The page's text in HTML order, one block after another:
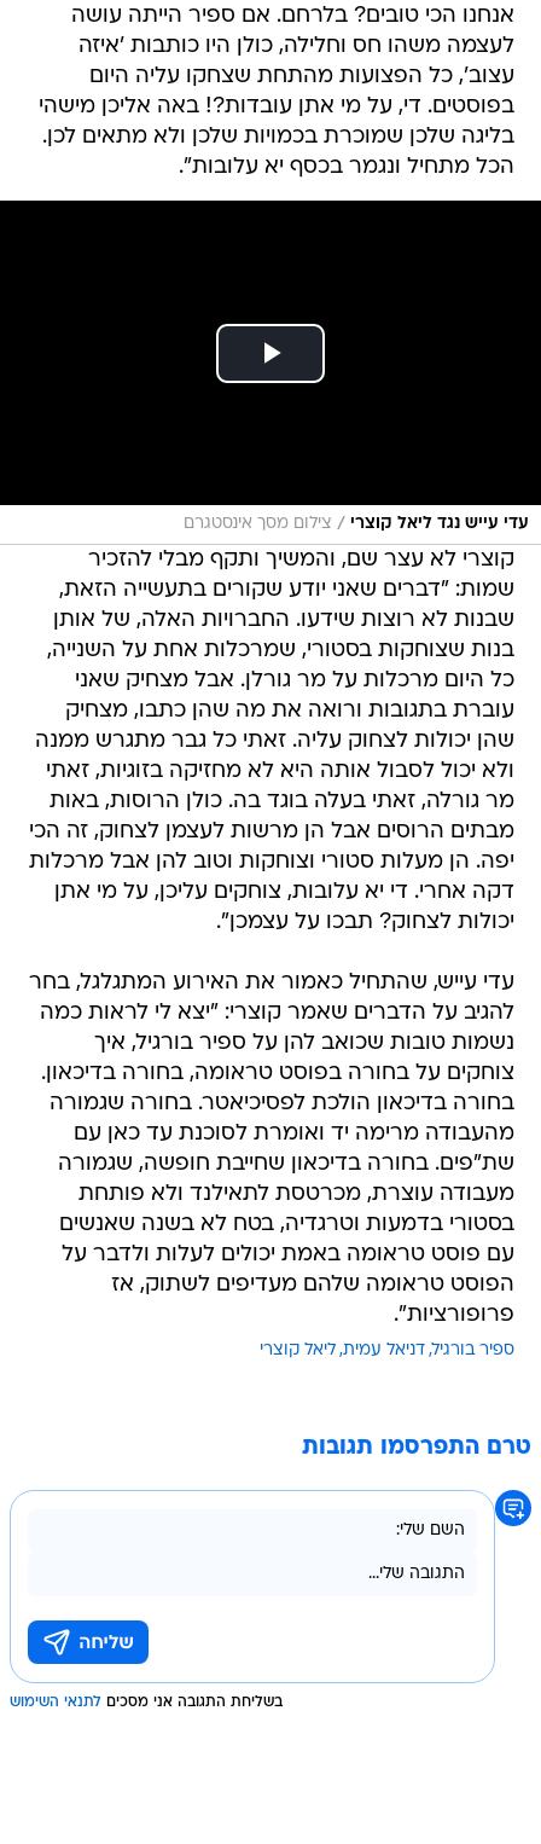
עצוב', כל הפצועות מהתחת שצחקו עליה היום
בפוסטים. די, על מי אתן עובדות?! באה אליכן מישהי
בליגה שלכן שמוכרת בכמויות שלכן ולא מתאים לכן.
הכל מתחיל ונגמר בכסף יא עלובות".
שמות: "דברים שאני יודע שקורים בתעשייה הזאת,
שבנות לא רוצות שידעו. החברויות האלה, של אותן
בנות שצוחקות בסטורי, שמרכלות אחת על השנייה,
כל היום מרכלות על מר גורלן. אבל מצחיק שאני
עוברת בתגובות ורואה את מה שהן כתבו, מצחיק
שהן יכולות לצחוק עליה. זאתי כל גבר מתגרש ממנה
ולא יכול לסבול אותה היא לא מחזיקה בזוגיות, זאתי
מר גורלה, זאתי בעלה בוגד בה. כולן הרוסות, באות
מבתים הרוסים אבל הן מרשות לעצמן לצחוק, זה הכי
יפה. הן מעלות סטורי וצוחקות וטוב להן אבל מרכלות
דקה אחרי. די יא עלובות, צוחקים עליכן, על מי אתן
יכולות לצחוק? תבכו על עצמכן".
עדי עייש, שהתחיל כאמור את האירוע המתגלגל, בחר
נשמות טובות שכואב להן על ספיר בורגיל, איך
צוחקים על בחורה בפוסט טראומה, בחורה בדיכאון.
בחורה בדיכאון הולכת לפסיכיאטר. בחורה שגמורה
מהעבודה מרימה יד ואומרת לסוכנת עד כאן עם
שת"פים. בחורה בדיכאון שחייבת חופשה, שגמורה
מעבודה עוצרת, מכרטסת לתאילנד ולא פותחת
בסטורי בדמעות וטרגדיה, בטח לא בשנה שאנשים
עם פוסט טראומה באמת יכולים לעלות ולדבר על
הפוסט טראומה שלהם מעדיפים לשתוק, אז
פרופורציות".
ספיר בורגיל דניאל עמית ליאל קוצרי
בשליחת התגובה אני מסכים לתנאי השימוש